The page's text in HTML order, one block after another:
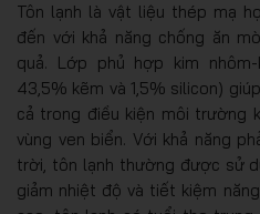
Tôn lạnh là vật liệu thép mạ
đến với khả năng chống ăn
quả. Lớp phủ hợp kim
43,5% kẽm và 1,5% silicon)
cả trong điều kiện môi trường
vùng ven biển. Với khả năng
trời, tôn lạnh thường được sử
giảm nhiệt độ và tiết kiệm